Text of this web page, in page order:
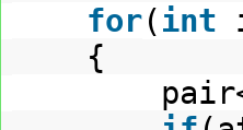
for(int
{